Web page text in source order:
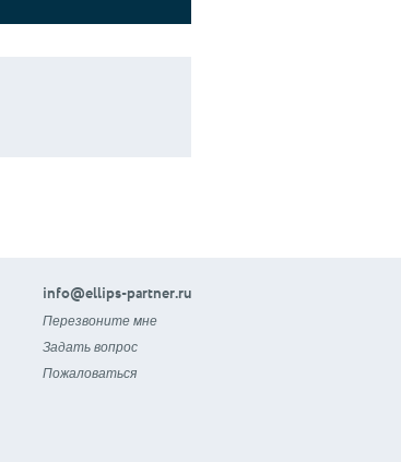
info@ellips-partner.ru
Перезвоните мне
Задать вопрос
Пожаловаться